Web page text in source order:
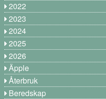
2022
2023
2024
2025
2026
Äpple
Återbruk
Beredskap